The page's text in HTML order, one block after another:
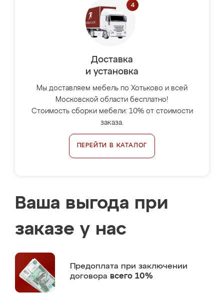
Доставка
и установка
Мы доставляем мебель по Хотьково и всей
Московской области бесплатно!
Стоимость сборки мебели: 10% от стоимости
заказа.
ПЕРЕЙТИ В КАТАЛОГ
Ваша выгода при
заказе у нас
Предоплата при заключении
договора всего 10%